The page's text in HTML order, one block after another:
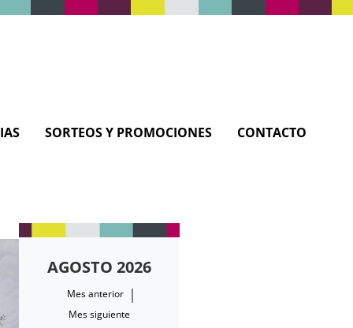
SORTEOS Y PROMOCIONES CONTACTO
AGOSTO 2026
Mes anterior |
Mes siguiente